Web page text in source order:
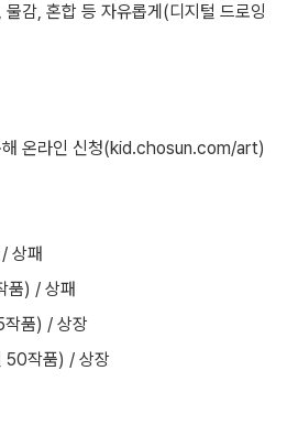
감, 혼합 등 자유롭게(디지털 드로잉
해 온라인 신청(kid.chosun.com/art)
상패
품) / 상패
품) / 상장
50작품) / 상장